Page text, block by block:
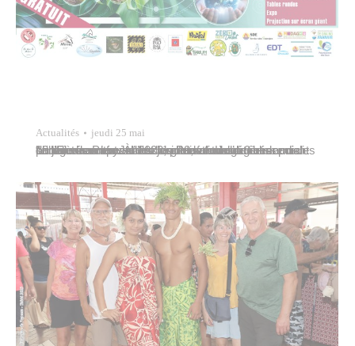
Actualités jeudi 25 mai
La Ville de Papeete est résolument engagée depuis plusieurs années dans l’organisation d’actions concrètes en faveur de la protection de l’environnement. À l’occasion de la Journée mondiale de l’Environnement 2023, elle a choisi de créer un “village écocitoyen” les jeudi 8, vendredi 9 et samedi 10 juin dans les Jardins de Paofai. Les établissements scolaires…